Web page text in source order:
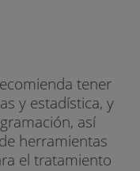
como AWS,
tener
y estadística, y
así
herramientas
el tratamiento